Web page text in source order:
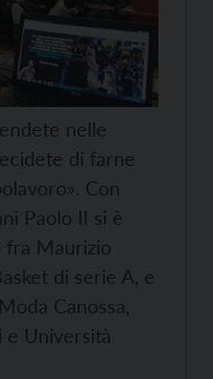
nelle
di farne
Con
Paolo II si è
fra Maurizio
di serie A, e
Canossa,
e Università